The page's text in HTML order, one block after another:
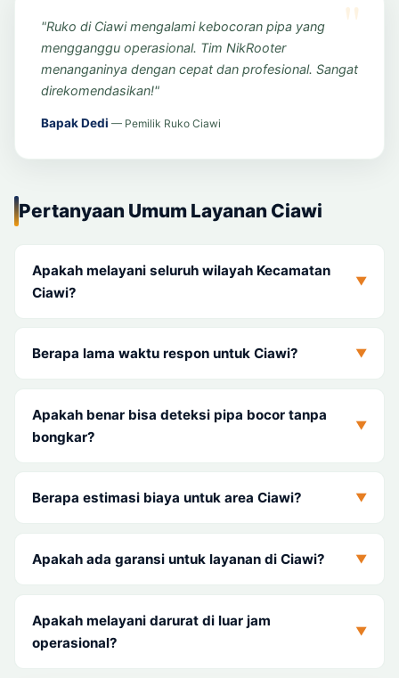
"Ruko di Ciawi mengalami kebocoran pipa yang
mengganggu operasional. Tim NikRooter
menanganinya dengan cepat dan profesional. Sangat
direkomendasikan!"
Bapak Dedi — Pemilik Ruko Ciawi
Pertanyaan Umum Layanan Ciawi
Apakah melayani seluruh wilayah Kecamatan
Ciawi?
▼
Berapa lama waktu respon untuk Ciawi? ▼
Apakah benar bisa deteksi pipa bocor tanpa
bongkar?
▼
Berapa estimasi biaya untuk area Ciawi? ▼
Apakah ada garansi untuk layanan di Ciawi? ▼
Apakah melayani darurat di luar jam
operasional?
▼